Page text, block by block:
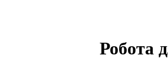
Робота